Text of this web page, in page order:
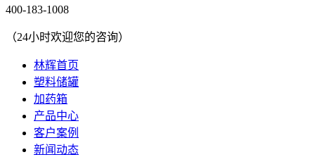
400-183-1008
（24小时欢迎您的咨询）
林辉首页
塑料储罐
加药箱
产品中心
客户案例
新闻动态